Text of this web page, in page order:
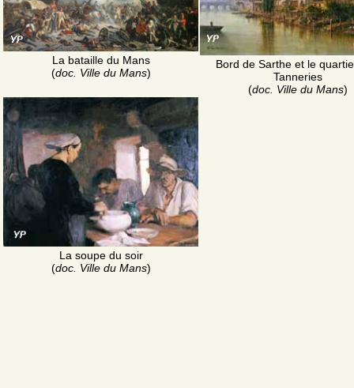
La bataille du Mans
(doc. Ville du Mans)
Bord de Sarthe et le
Tanneries
(doc. Ville du Mans)
La soupe du soir
(doc. Ville du Mans)